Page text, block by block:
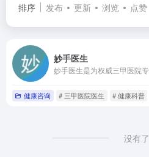
排序 发布 更新 浏览 点赞
妙手医生
健康咨询 # 三甲医院医生 # 健康科普
没有了